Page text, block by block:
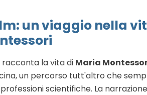
un viaggio nella
racconta la vita di Maria
un percorso tutt'altro che
scientifiche. La